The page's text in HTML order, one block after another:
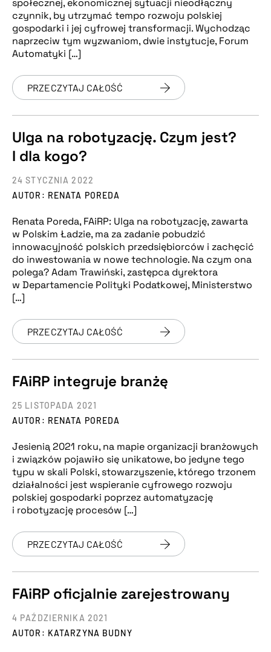
społecznej, ekonomicznej sytuacji nieodłączny
czynnik, by utrzymać tempo rozwoju polskiej
gospodarki i jej cyfrowej transformacji. Wychodząc
naprzeciw tym wyzwaniom, dwie instytucje, Forum
Automatyki […]
PRZECZYTAJ CAŁOŚĆ
Ulga na robotyzację. Czym jest?
I dla kogo?
AUTOR: RENATA POREDA
24 STYCZNIA 2022
Renata Poreda, FAiRP: Ulga na robotyzację, zawarta
w Polskim Ładzie, ma za zadanie pobudzić
innowacyjność polskich przedsiębiorców i zachęcić
do inwestowania w nowe technologie. Na czym ona
polega? Adam Trawiński, zastępca dyrektora
w Departamencie Polityki Podatkowej, Ministerstwo
[…]
PRZECZYTAJ CAŁOŚĆ
FAiRP integruje branżę
AUTOR: RENATA POREDA
25 LISTOPADA 2021
Jesienią 2021 roku, na mapie organizacji branżowych
i związków pojawiło się unikatowe, bo jedyne tego
typu w skali Polski, stowarzyszenie, którego trzonem
działalności jest wspieranie cyfrowego rozwoju
polskiej gospodarki poprzez automatyzację
i robotyzację procesów […]
PRZECZYTAJ CAŁOŚĆ
FAiRP oficjalnie zarejestrowany
AUTOR: KATARZYNA BUDNY
4 PAŹDZIERNIKA 2021